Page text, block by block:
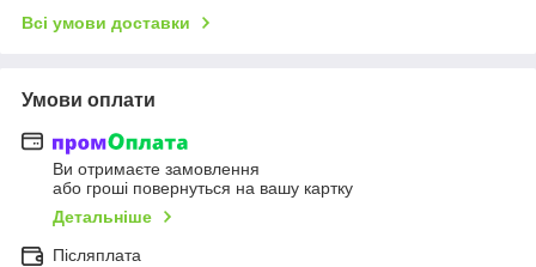
Всі умови доставки
Умови оплати
Ви отримаєте замовлення
або гроші повернуться на вашу картку
Детальніше
Післяплата